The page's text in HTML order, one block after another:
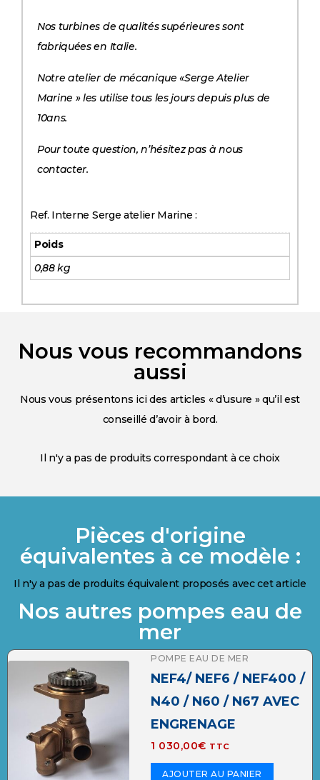
Nos turbines de qualités supérieures sont
fabriquées en Italie.
Notre atelier de mécanique «Serge Atelier
Marine » les utilise tous les jours depuis plus de
10ans.
Pour toute question, n’hésitez pas à nous
contacter.
Ref. Interne Serge atelier Marine :
Poids
0,88 kg
Nous vous recommandons
aussi
Nous vous présentons ici des articles « d’usure » qu’il est
conseillé d’avoir à bord.
Il n'y a pas de produits correspondant à ce choix
Pièces d'origine
équivalentes à ce modèle :
Il n'y a pas de produits équivalent proposés avec cet article
Nos autres pompes eau de
mer
POMPE EAU DE MER
NEF4/ NEF6 / NEF400 /
N40 / N60 / N67 AVEC
ENGRENAGE
1 030,00€ TTC
AJOUTER AU PANIER